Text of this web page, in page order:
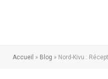
Accueil » Blog » Nord-Kivu : Réception d’une assistance